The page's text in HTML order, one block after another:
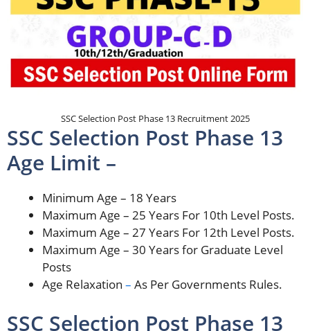
SSC Selection Post Phase 13 Recruitment 2025
SSC Selection Post Phase 13
Age Limit –
Minimum Age – 18 Years
Maximum Age – 25 Years For 10th Level Posts.
Maximum Age – 27 Years For 12th Level Posts.
Maximum Age – 30 Years for Graduate Level
Posts
Age Relaxation – As Per Governments Rules.
SSC Selection Post Phase 13